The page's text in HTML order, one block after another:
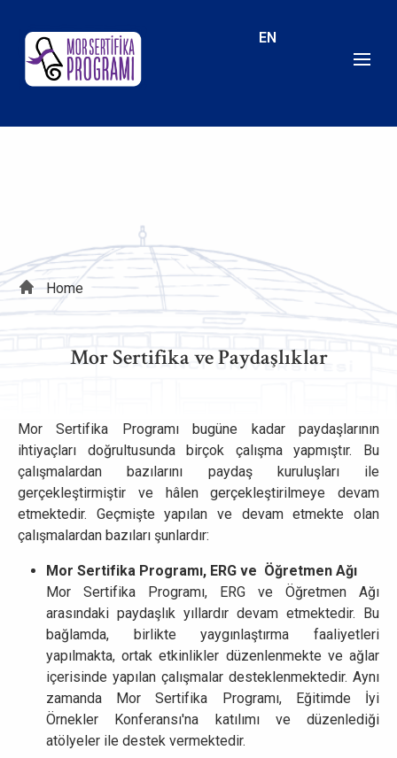
main
content
EN
Breadcrumb
Home
Mor Sertifika ve Paydaşlıklar
Mor Sertifika Programı bugüne kadar paydaşlarının
ihtiyaçları doğrultusunda birçok çalışma yapmıştır. Bu
çalışmalardan bazılarını paydaş kuruluşları ile
gerçekleştirmiştir ve hâlen gerçekleştirilmeye devam
etmektedir. Geçmişte yapılan ve devam etmekte olan
çalışmalardan bazıları şunlardır:
Mor Sertifika Programı, ERG ve Öğretmen Ağı
Mor Sertifika Programı, ERG ve Öğretmen Ağı
arasındaki paydaşlık yıllardır devam etmektedir. Bu
bağlamda, birlikte yaygınlaştırma faaliyetleri
yapılmakta, ortak etkinlikler düzenlenmekte ve ağlar
içerisinde yapılan çalışmalar desteklenmektedir. Aynı
zamanda Mor Sertifika Programı, Eğitimde İyi
Örnekler Konferansı'na katılımı ve düzenlediği
atölyeler ile destek vermektedir.